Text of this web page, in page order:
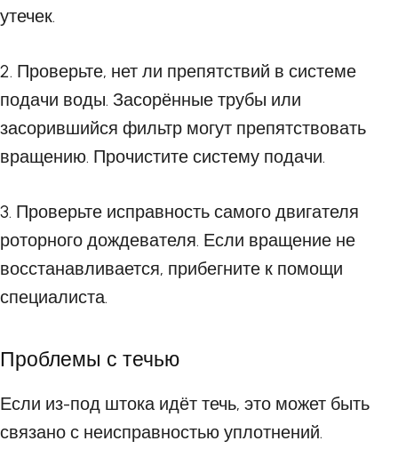
утечек.
2. Проверьте, нет ли препятствий в системе
подачи воды. Засорённые трубы или
засорившийся фильтр могут препятствовать
вращению. Прочистите систему подачи.
3. Проверьте исправность самого двигателя
роторного дождевателя. Если вращение не
восстанавливается, прибегните к помощи
специалиста.
Проблемы с течью
Если из-под штока идёт течь, это может быть
связано с неисправностью уплотнений.